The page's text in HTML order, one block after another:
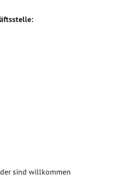
sind willkommen